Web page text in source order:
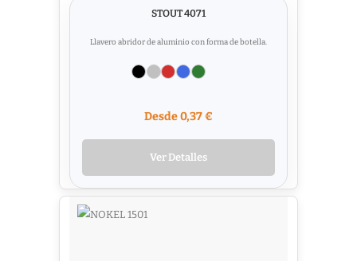
STOUT 4071
Llavero abridor de aluminio con forma de botella.
Desde 0,37 €
Ver Detalles